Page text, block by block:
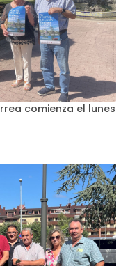
comienza el lunes